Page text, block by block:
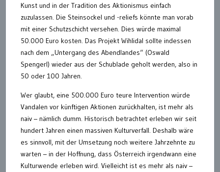
Kunst und in der Tradition des Aktionismus einfach
zuzulassen. Die Steinsockel und -reliefs könnte man vorab
mit einer Schutzschicht versehen. Dies würde maximal
50.000 Euro kosten. Das Projekt Wihlidal sollte indessen
nach dem „Untergang des Abendlandes“ (Oswald
Spengerl) wieder aus der Schublade geholt werden, also in
50 oder 100 Jahren.
Wer glaubt, eine 500.000 Euro teure Intervention würde
Vandalen vor künftigen Aktionen zurückhalten, ist mehr als
naiv – nämlich dumm. Historisch betrachtet erleben wir seit
hundert Jahren einen massiven Kulturverfall. Deshalb wäre
es sinnvoll, mit der Umsetzung noch weitere Jahrzehnte zu
warten – in der Hoffnung, dass Österreich irgendwann eine
Kulturwende erleben wird. Vielleicht ist es mehr als naiv –